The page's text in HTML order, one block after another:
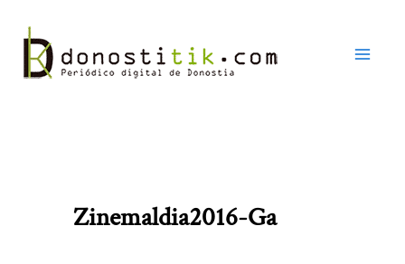
contenido
Zinemaldia2016-Ga